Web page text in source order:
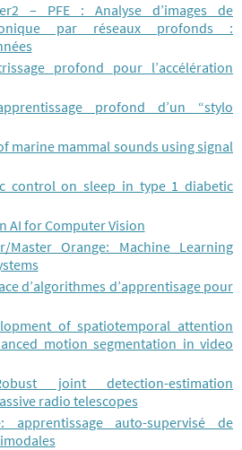
– PFE : Analyse d’images de
par réseaux profonds :
profond pour l’accélération
profond d’un “stylo
marine mammal sounds using signal
control on sleep in type 1 diabetic
AI for Computer Vision
Master Orange: Machine Learning
d’algorithmes d’apprentisage pour
of spatiotemporal attention
motion segmentation in video
joint detection-estimation
radio telescopes
auto-supervisé de